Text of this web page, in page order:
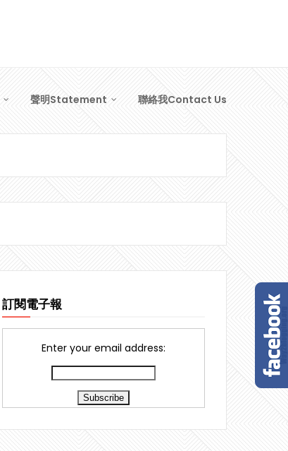
聲明Statement 聯絡我Contact Us
訂閱電子報
Enter your email address: